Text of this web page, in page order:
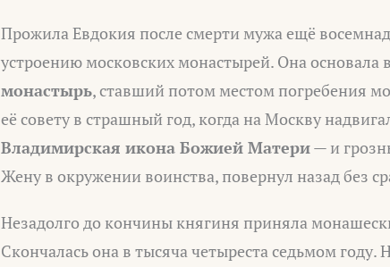
Прожила Евдокия после смерти мужа ещё
устроению московских монастырей. Она основала
монастырь, ставший потом местом погребения
её совету в страшный год, когда на Москву
Владимирская икона Божией Матери— и
Жену в окружении воинства, повернул назад без
Незадолго до кончины княгиня приняла
Скончалась она в тысяча четыреста седьмом году.